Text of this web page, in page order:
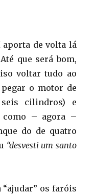
de volta lá
que será bom,
voltar tudo ao
o motor de
cilindros) e
como – agora –
do de quatro
“desvesti um santo
“ajudar” os faróis